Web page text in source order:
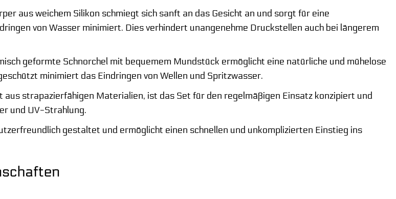
aus weichem Silikon schmiegt sich sanft an das Gesicht an und sorgt für eine
von Wasser minimiert. Dies verhindert unangenehme Druckstellen auch bei längerem
geformte Schnorchel mit bequemem Mundstück ermöglicht eine natürliche und mühelose
minimiert das Eindringen von Wellen und Spritzwasser.
strapazierfähigen Materialien, ist das Set für den regelmäßigen Einsatz konzipiert und
und UV-Strahlung.
gestaltet und ermöglicht einen schnellen und unkomplizierten Einstieg ins